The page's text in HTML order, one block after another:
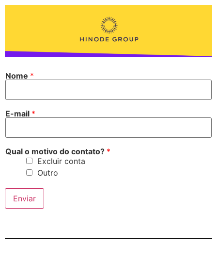
Nome *
E-mail *
Qual o motivo do contato? *
Excluir conta
Outro
Enviar